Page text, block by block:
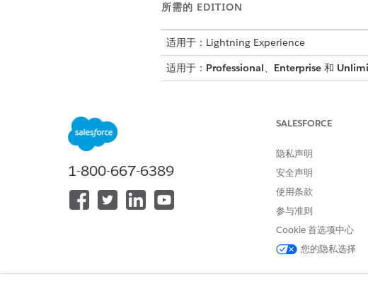
所需的 EDITION
适用于：Lightning Experience
适用于： Professional、 Enterprise和
以管理员身份登录合作伙伴入口网站。
输入员工的姓名和电子邮件。
根据员工的职责选择角色。
贷款发起人：为与客户互动并发起新贷
贷款处理者：为负责收集文档和通过
在合作获得批准后，中介管理员通过将
1-800-667-6389
SALESFORCE
隐私声明
安全声明
使用条款
参与准则
Cookie 首选项中心
您的隐私选择